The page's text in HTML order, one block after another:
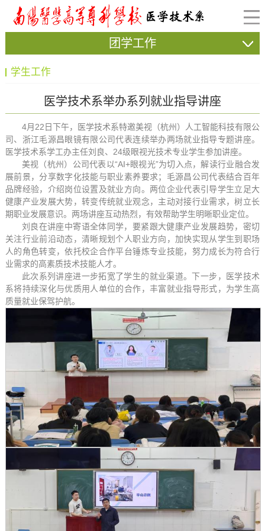
团学工作
学生工作
医学技术系举办系列就业指导讲座
4月22日下午，医学技术系特邀美视（杭州）人工智能科技有限公
司、浙江毛源昌眼镜有限公司代表连续举办两场就业指导专题讲座。
医学技术系学工办主任刘良、24级眼视光技术专业学生参加讲座。
美视（杭州）公司代表以“AI+眼视光”为切入点，解读行业融合发
展前景，分享数字化技能与职业素养要求；毛源昌公司代表结合百年
品牌经验，介绍岗位设置及就业方向。两位企业代表引导学生立足大
健康产业发展大势，转变传统就业观念，主动对接行业需求，树立长
期职业发展意识。两场讲座互动热烈，有效帮助学生明晰职业定位。
刘良在讲座中寄语全体同学，要紧跟大健康产业发展趋势，密切
关注行业前沿动态，清晰规划个人职业方向，加快实现从学生到职场
人的角色转变，依托校企合作平台锤炼专业技能，努力成长为符合行
业需求的高素质技术技能人才。
此次系列讲座进一步拓宽了学生的就业渠道。下一步，医学技术
系将持续深化与优质用人单位的合作，丰富就业指导形式，为学生高
质量就业保驾护航。